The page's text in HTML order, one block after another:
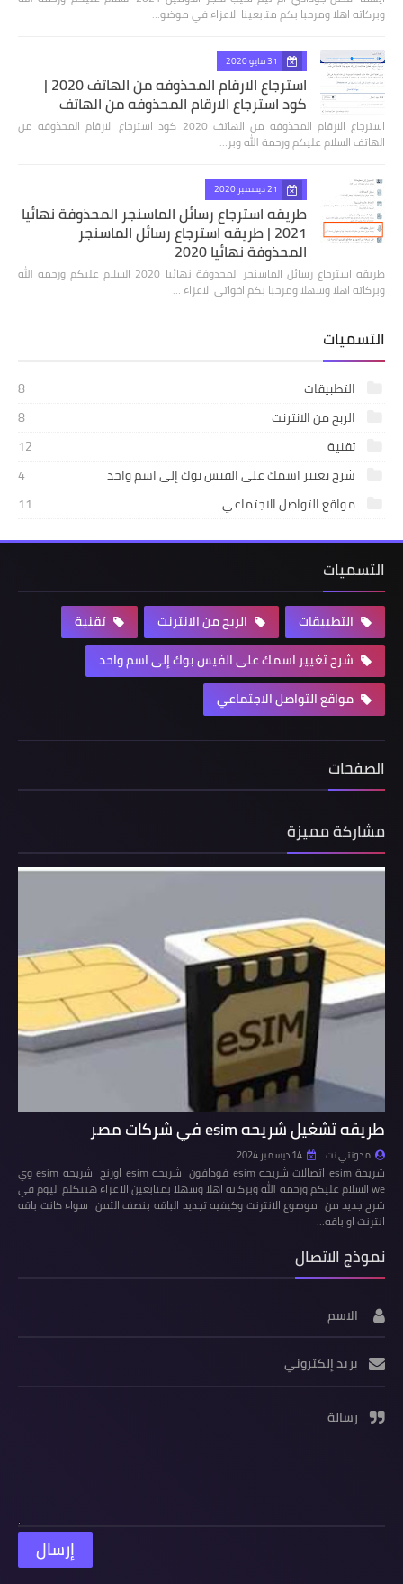
وبركاته اهلا ومرحبا بكم متابعينا الاعزاء في موضو…
31 مايو 2020
استرجاع الارقام المحذوفه من الهاتف 2020 |
كود استرجاع الارقام المحذوفه من الهاتف
استرجاع الارقام المحذوفه من الهاتف 2020 كود استرجاع الارقام المحذوفه من
الهاتف السلام عليكم ورحمة الله وبر…
21 ديسمبر 2020
طريقه استرجاع رسائل الماسنجر المحذوفة نهائيا
2021 | طريقه استرجاع رسائل الماسنجر
المحذوفة نهائيا 2020
طريقه استرجاع رسائل الماسنجر المحذوفة نهائيا 2020 السلام عليكم ورحمه الله
وبركاته اهلا وسهلا ومرحبا بكم اخواتي الاعزاء …
التسميات
التطبيقات
8
الربح من الانترنت
8
تقنية
12
شرح تغيير اسمك على الفيس بوك إلى اسم واحد
4
مواقع التواصل الاجتماعي
11
التسميات
التطبيقات الربح من الانترنت
تقنية
شرح تغيير اسمك على الفيس بوك إلى اسم واحد
مواقع التواصل الاجتماعي
الصفحات
مشاركة مميزة
طريقه تشغيل شريحه esim في شركات مصر
مدونتي نت 14 ديسمبر 2024
شريحة esim اتصالات شريحه esim فودافون شريحه esim اورنج شريحه esim وي
we السلام عليكم ورحمه الله وبركاته اهلا وسهلا بمتابعين الاعزاء هنتكلم اليوم في
شرح جديد من موضوع الانترنت وكيفيه تجديد الباقه بنصف الثمن سواء كانت باقه
انترنت او باقه…
نموذج الاتصال
الاسم
بريد إلكتروني
رسالة